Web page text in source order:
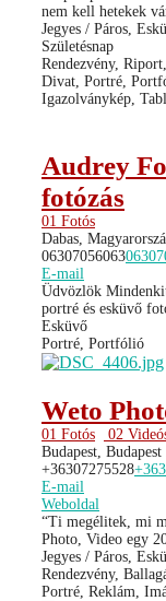
nem kell hetekek
Jegyes / Páros,
Születésnap
Rendezvény,
Divat, Portré,
Igazolványkép,
Audrey
fotózás
01 Fotós
Dabas,
06307056063
E-mail
Üdvözlök
portré és esküvő
Esküvő
Portré, Portfólió
Weto
01 Fotós
02
Budapest,
+36307275528
E-mail
Weboldal
“Ti megélitek, mi
Photo, Video egy
Jegyes / Páros,
Rendezvény,
Portré, Reklám,